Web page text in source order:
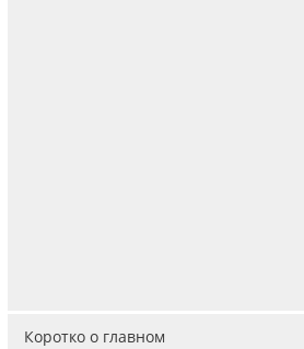
Коротко о главном